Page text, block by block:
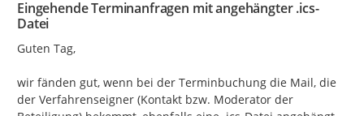
Eingehende Terminanfragen mit angehängter .ics-
Datei
Guten Tag,
wir fänden gut, wenn bei der Terminbuchung die Mail, die
der Verfahrenseigner (Kontakt bzw. Moderator der